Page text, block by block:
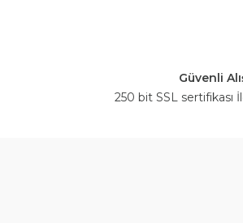
Güvenli
250 bit SSL sertifikası